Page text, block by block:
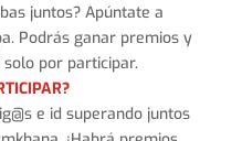
juntos? Apúntate a
Podrás ganar premios y
solo por participar.
e id superando juntos